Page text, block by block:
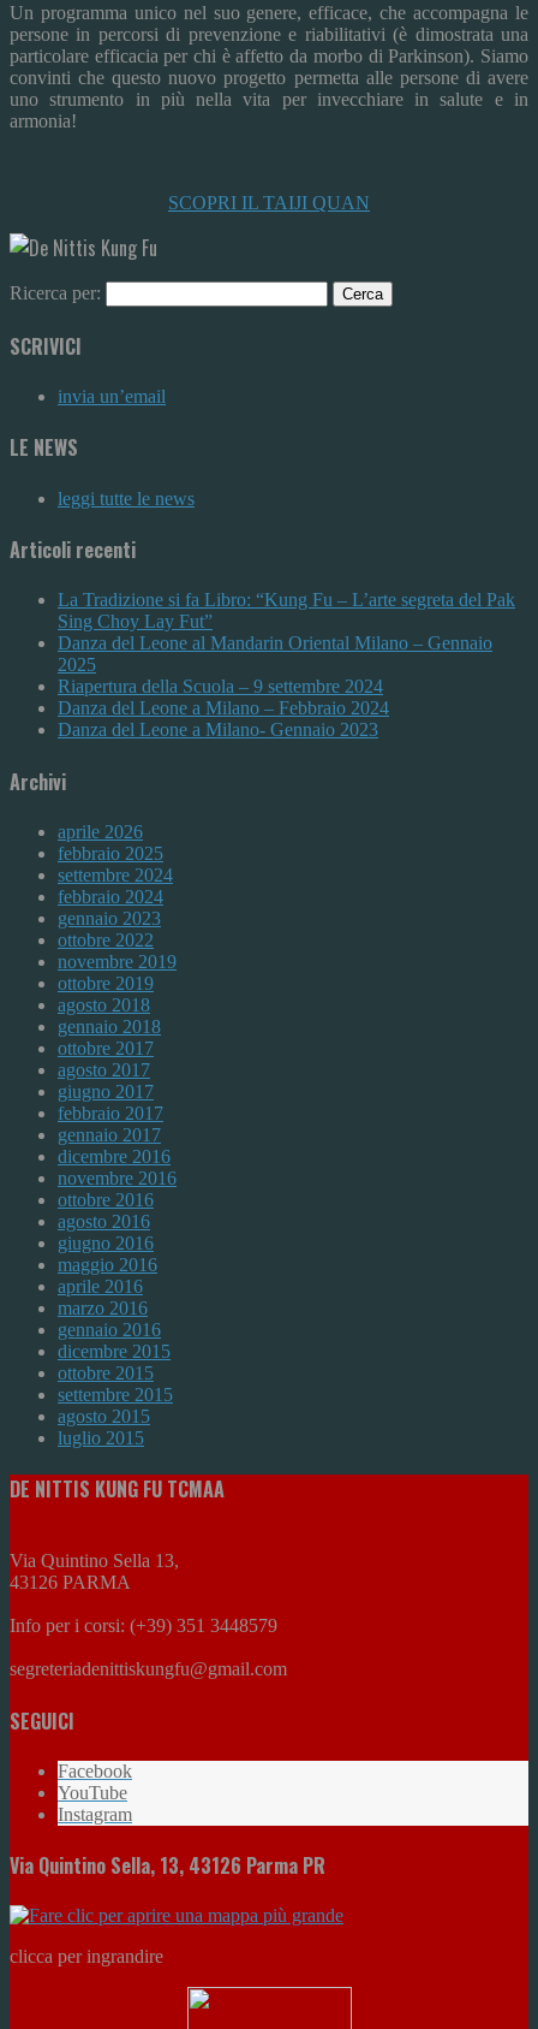
Un programma unico nel suo genere, efficace, che accompagna le
persone in percorsi di prevenzione e riabilitativi (è dimostrata una
particolare efficacia per chi è affetto da morbo di Parkinson). Siamo
convinti che questo nuovo progetto permetta alle persone di avere
uno strumento in più nella vita per invecchiare in salute e in
armonia!
SCOPRI IL TAIJI QUAN
Ricerca per:
SCRIVICI
invia un’email
LE NEWS
leggi tutte le news
Articoli recenti
La Tradizione si fa Libro: “Kung Fu – L’arte segreta del Pak
Sing Choy Lay Fut”
Danza del Leone al Mandarin Oriental Milano – Gennaio
2025
Riapertura della Scuola – 9 settembre 2024
Danza del Leone a Milano – Febbraio 2024
Danza del Leone a Milano- Gennaio 2023
Archivi
aprile 2026
febbraio 2025
settembre 2024
febbraio 2024
gennaio 2023
ottobre 2022
novembre 2019
ottobre 2019
agosto 2018
gennaio 2018
ottobre 2017
agosto 2017
giugno 2017
febbraio 2017
gennaio 2017
dicembre 2016
novembre 2016
ottobre 2016
agosto 2016
giugno 2016
maggio 2016
aprile 2016
marzo 2016
gennaio 2016
dicembre 2015
ottobre 2015
settembre 2015
agosto 2015
luglio 2015
DE NITTIS KUNG FU TCMAA
Via Quintino Sella 13,
43126 PARMA
Info per i corsi: (+39) 351 3448579
segreteriadenittiskungfu@gmail.com
SEGUICI
Facebook
YouTube
Instagram
Via Quintino Sella, 13, 43126 Parma PR
clicca per ingrandire